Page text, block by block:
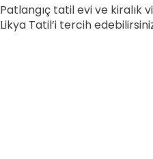
Patlangıç tatil evi ve
Likya Tatil’i tercih